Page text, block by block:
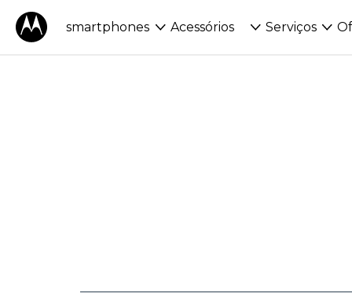
smartphones Acessórios Serviços
a